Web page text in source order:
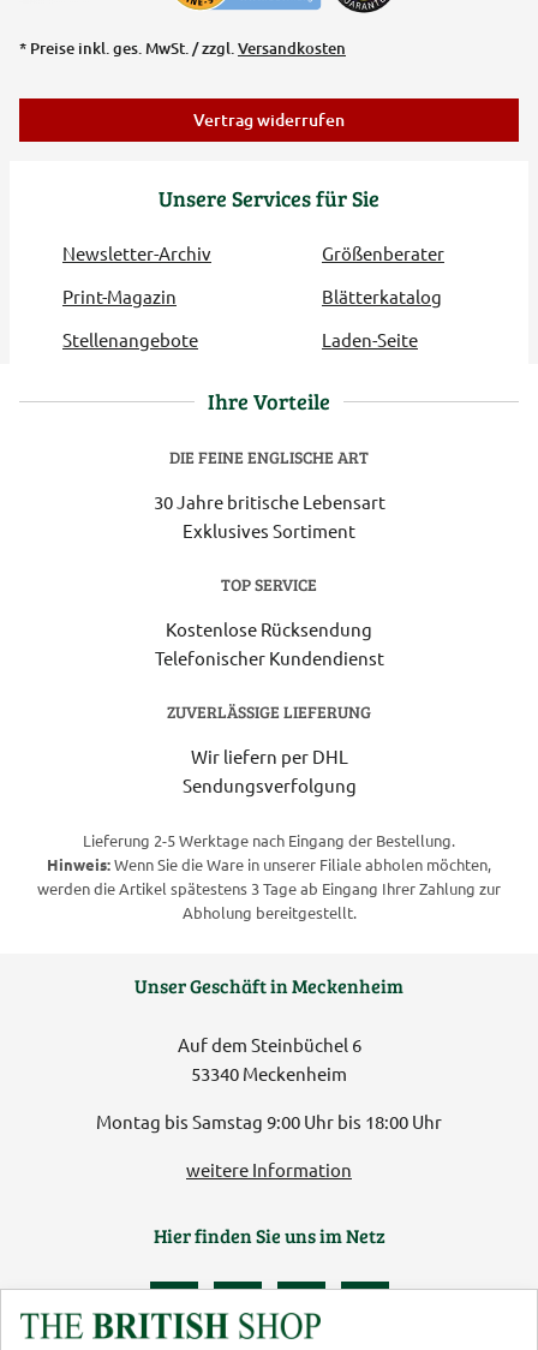
Unsere Services für Sie
Newsletter-Archiv
Größenberater
Print-Magazin
Blätterkatalog
Stellenangebote
Laden-Seite
* Preise inkl. ges. MwSt. / zzgl.Versandkosten
Vertrag widerrufen
Ihre Vorteile
DIE FEINE ENGLISCHE ART
30 Jahre britische Lebensart
Exklusives Sortiment
TOP SERVICE
Kostenlose Rücksendung
Telefonischer Kundendienst
ZUVERLÄSSIGE LIEFERUNG
Wir liefern per DHL
Sendungsverfolgung
Lieferung 2-5 Werktage nach Eingang der Bestellung.
Hinweis:Wenn Sie die Ware in unserer Filiale abholen möchten,
werden die Artikel spätestens 3 Tage ab Eingang Ihrer Zahlung zur
Abholung bereitgestellt.
Unser Geschäft in Meckenheim
Auf dem Steinbüchel 6
53340 Meckenheim
Montag bis Samstag 9:00 Uhr bis 18:00 Uhr
weitere Information
Hier finden Sie uns im Netz